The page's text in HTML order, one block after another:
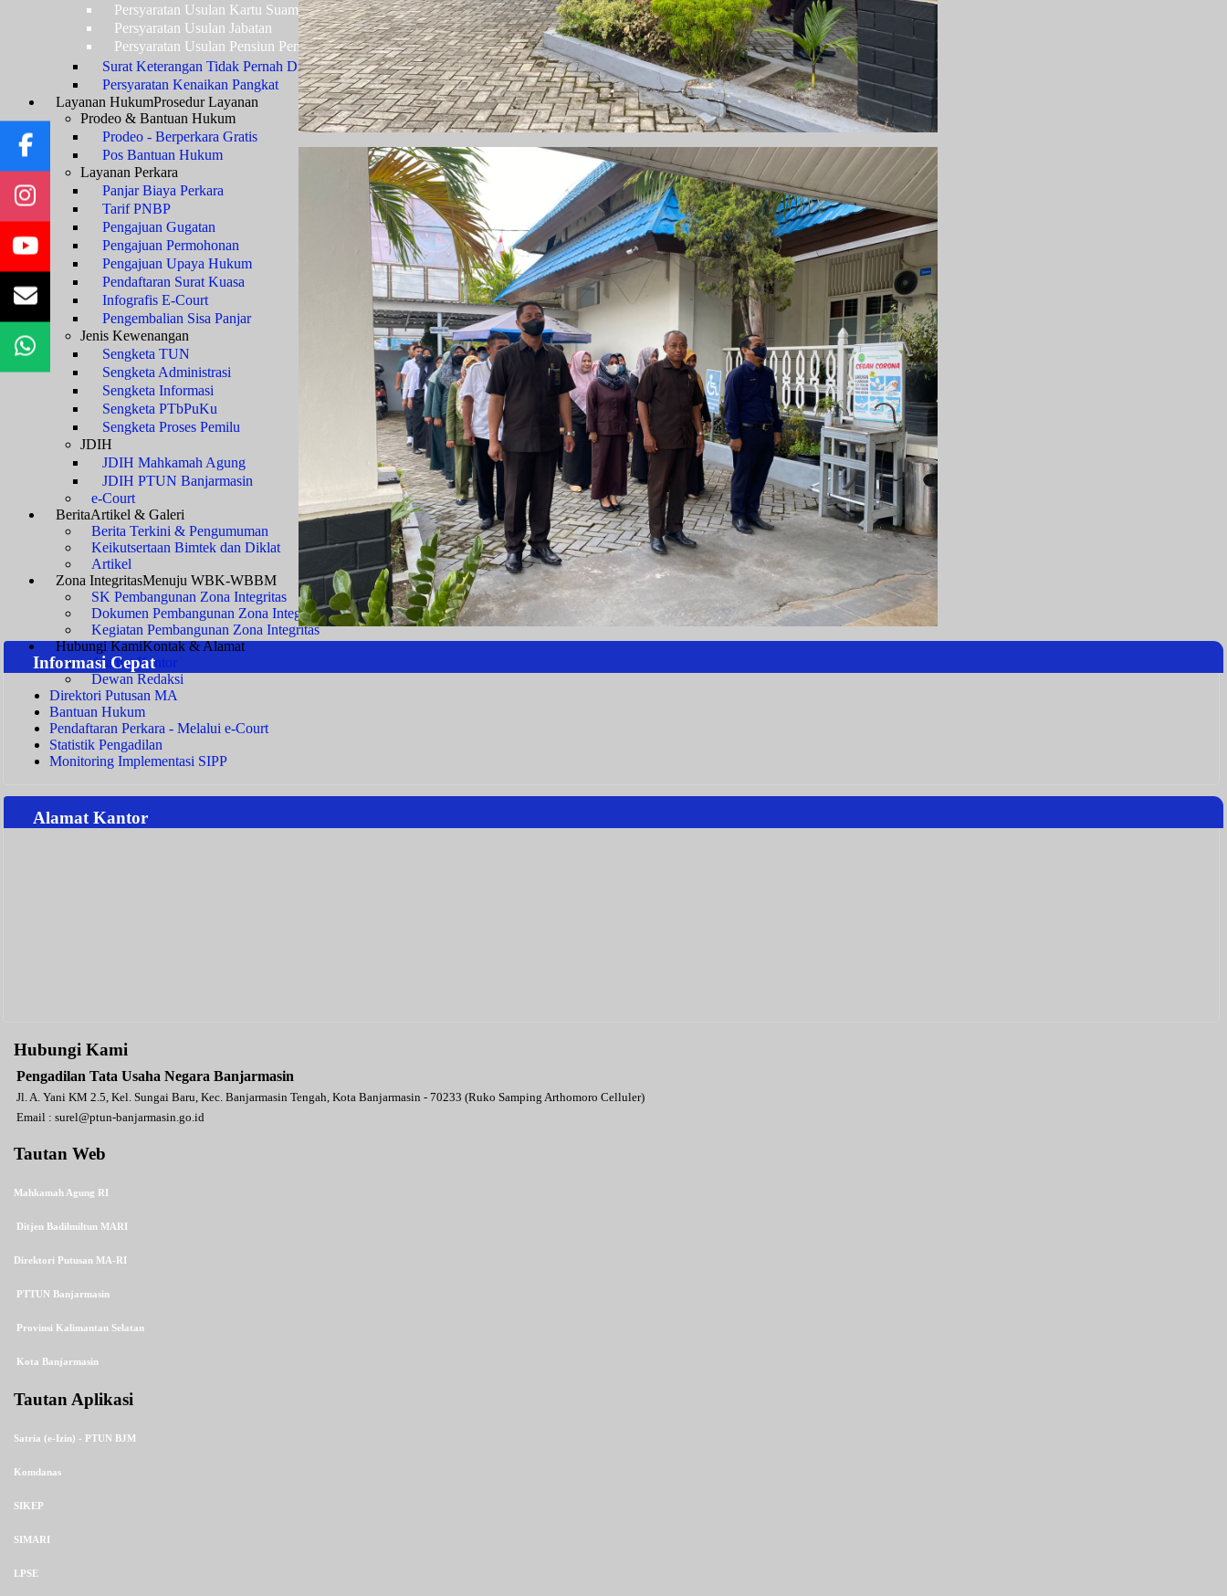
Persyaratan Usulan Kartu Suami (KARSU) atau Kartu Isteri (KARIS)
Persyaratan Usulan Jabatan
Persyaratan Usulan Pensiun Penuh
Surat Keterangan Tidak Pernah Dijatuhi Hukuman Disiplin
Persyaratan Kenaikan Pangkat
Layanan HukumProsedur Layanan
Prodeo & Bantuan Hukum
Prodeo - Berperkara Gratis
Pos Bantuan Hukum
Layanan Perkara
Panjar Biaya Perkara
Tarif PNBP
Pengajuan Gugatan
Pengajuan Permohonan
Pengajuan Upaya Hukum
Pendaftaran Surat Kuasa
Infografis E-Court
Pengembalian Sisa Panjar
Jenis Kewenangan
Sengketa TUN
Sengketa Administrasi
Sengketa Informasi
Sengketa PTbPuKu
Sengketa Proses Pemilu
JDIH
JDIH Mahkamah Agung
JDIH PTUN Banjarmasin
e-Court
BeritaArtikel & Galeri
Berita Terkini & Pengumuman
Keikutsertaan Bimtek dan Diklat
Artikel
Zona IntegritasMenuju WBK-WBBM
SK Pembangunan Zona Integritas
Dokumen Pembangunan Zona Integritas
Kegiatan Pembangunan Zona Integritas
Hubungi KamiKontak & Alamat
Alamat Kantor
Dewan Redaksi
Informasi Cepat
Direktori Putusan MA
Bantuan Hukum
Pendaftaran Perkara - Melalui e-Court
Statistik Pengadilan
Monitoring Implementasi SIPP
Alamat Kantor
Hubungi Kami
Pengadilan Tata Usaha Negara Banjarmasin
Jl. A. Yani KM 2.5, Kel. Sungai Baru, Kec. Banjarmasin Tengah, Kota Banjarmasin - 70233 (Ruko Samping Arthomoro Celluler)
Email : surel@ptun-banjarmasin.go.id
Tautan Web
Mahkamah Agung RI
Ditjen Badilmiltun MARI
Direktori Putusan MA-RI
PTTUN Banjarmasin
Provinsi Kalimantan Selatan
Kota Banjarmasin
Tautan Aplikasi
Satria (e-Izin) - PTUN BJM
Komdanas
SIKEP
SIMARI
LPSE